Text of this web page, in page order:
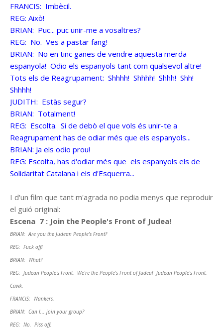
FRANCIS: Imbècil.
REG: Això!
BRIAN: Puc... puc unir-me a vosaltres?
REG: No. Ves a pastar fang!
BRIAN: No en tinc ganes de vendre aquesta merda
espanyola! Odio els espanyols tant com qualsevol altre!
Tots els de Reagrupament: Shhhh! Shhhh! Shhh! Shh!
Shhhh!
JUDITH: Estàs segur?
BRIAN: Totalment!
REG: Escolta. Si de debò el que vols és unir-te a
Reagrupament has de odiar més que els espanyols...
BRIAN: Ja els odio prou!
REG: Escolta, has d'odiar més que els espanyols els de
Solidaritat Catalana i els d'Esquerra...
I d'un film que tant m'agrada no podia menys que reproduir
el guió original:
Escena 7 : Join the People's Front of Judea!
BRIAN: Are you the Judean People's Front?
REG: Fuck off!
BRIAN: What?
REG: Judean People's Front. We're the People's Front of Judea! Judean People's Front.
Cawk.
FRANCIS: Wankers.
BRIAN: Can I... join your group?
REG: No. Piss off.